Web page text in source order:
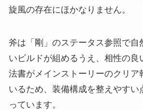
旋風の存在にほかなりません。
斧は「剛」のステータス参照で自
いビルドが組めるうえ、相性の良
法書がメインストーリーのクリア
いるため、装備構成を整えやすい
っています。